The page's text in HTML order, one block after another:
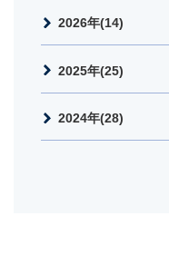
2026年(14)
2025年(25)
2024年(28)